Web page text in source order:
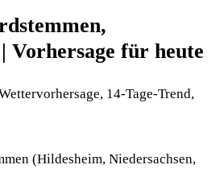
Vorhersage für heute
14-Tage-Trend,
(Hildesheim, Niedersachsen,